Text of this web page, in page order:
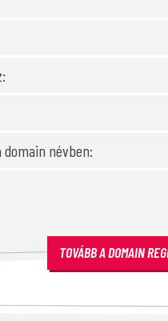
névben:
TOVÁBB A DOMAIN